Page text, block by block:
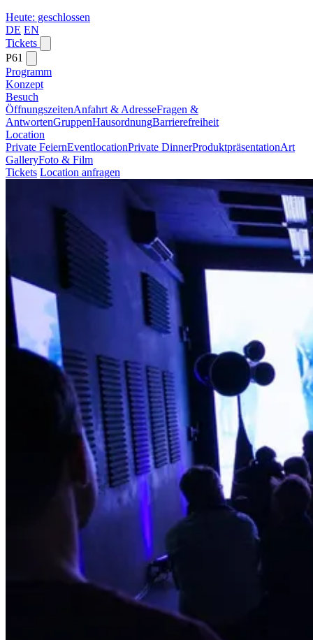
Heute: geschlossen
DE EN
Tickets
P61
Programm
Konzept
Besuch
ÖffnungszeitenAnfahrt & AdresseFragen &
AntwortenGruppenHausordnungBarrierefreiheit
Location
Private FeiernEventlocationPrivate DinnerProduktpräsentationArt
GalleryFoto & Film
Tickets Location anfragen